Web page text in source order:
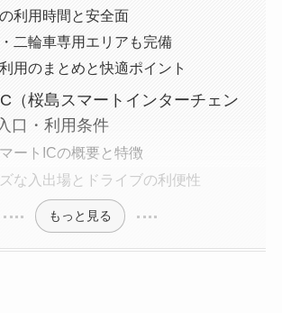
利用時間と安全面
二輪車専用エリアも完備
用のまとめと快適ポイント
（桜島スマートインターチェン
口・利用条件
ートICの概要と特徴
な入出場とドライブの利便性
もっと見る